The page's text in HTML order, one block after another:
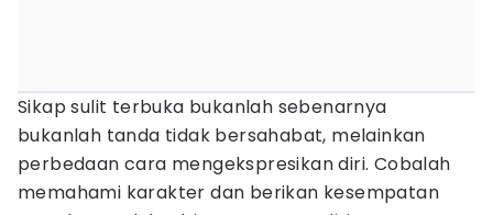
Sikap sulit terbuka bukanlah sebenarnya
bukanlah tanda tidak bersahabat, melainkan
perbedaan cara mengekspresikan diri. Cobalah
memahami karakter dan berikan kesempatan